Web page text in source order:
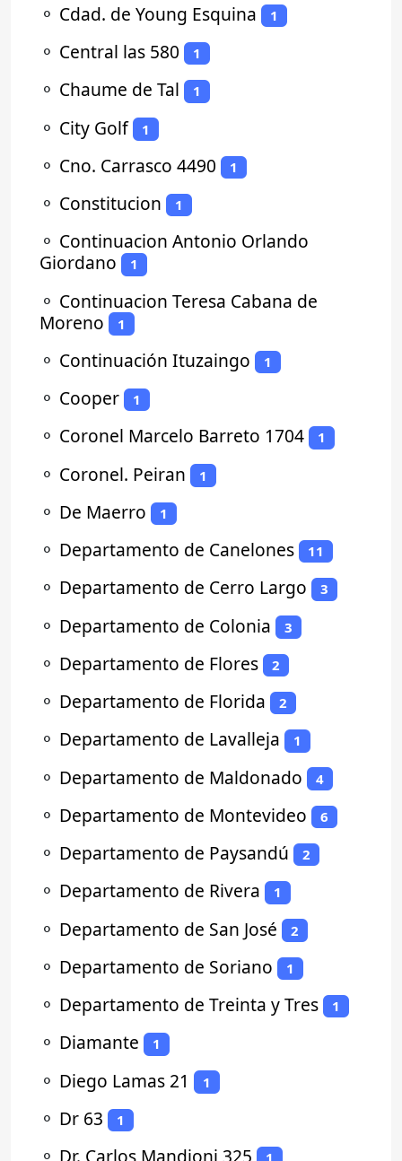
⚬ Cdad. de Young Esquina 1
⚬ Central las 580 1
⚬ Chaume de Tal 1
⚬ City Golf 1
⚬ Cno. Carrasco 4490 1
⚬ Constitucion 1
⚬ Continuacion Antonio Orlando
Giordano
1
⚬ Continuacion Teresa Cabana de
Moreno
1
⚬ Continuación Ituzaingo 1
⚬ Cooper 1
⚬ Coronel Marcelo Barreto 1704 1
⚬ Coronel. Peiran 1
⚬ De Maerro 1
⚬ Departamento de Canelones 11
⚬ Departamento de Cerro Largo 3
⚬ Departamento de Colonia 3
⚬ Departamento de Flores 2
⚬ Departamento de Florida 2
⚬ Departamento de Lavalleja 1
⚬ Departamento de Maldonado 4
⚬ Departamento de Montevideo 6
⚬ Departamento de Paysandú 2
⚬ Departamento de Rivera 1
⚬ Departamento de San José 2
⚬ Departamento de Soriano 1
⚬ Departamento de Treinta y Tres 1
⚬ Diamante 1
⚬ Diego Lamas 21 1
⚬ Dr 63 1
⚬ Dr. Carlos Mandioni 325